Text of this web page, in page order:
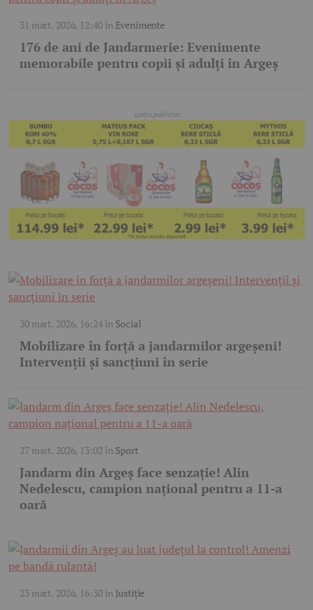
31 mart. 2026, 12:40în Evenimente
176 de ani de Jandarmerie: Evenimente
memorabile pentru copii și adulți în Argeș
30 mart. 2026, 16:24în Social
Mobilizare în forță a jandarmilor argeșeni!
Intervenții și sancțiuni în serie
27 mart. 2026, 13:02 în Sport
Jandarm din Argeș face senzație! Alin
Nedelescu, campion național pentru a 11-a
oară
23 mart. 2026, 16:30în Justiție